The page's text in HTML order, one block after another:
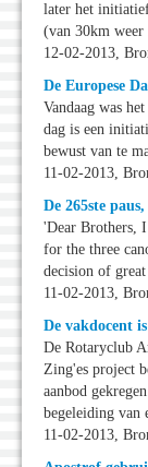
later het
(van 30km weer
12-02-2013,
De Europese
Vandaag was
dag is een
bewust van te
11-02-2013,
De 265ste
'Dear Brothers,
for the three
decision of
11-02-2013,
De vakdocent
De Rotaryclub
Zing'es project
aanbod
begeleiding van
11-02-2013,